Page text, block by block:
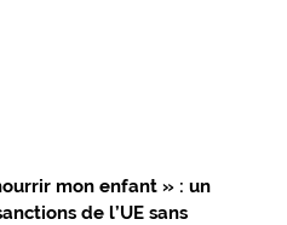
mon enfant » : un
de l’UE sans